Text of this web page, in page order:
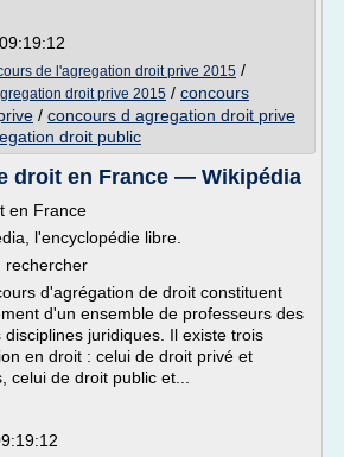
de l'agregation droit prive 2015 /
droit prive 2015 / concours
/ concours d agregation droit prive
droit public
droit en France — Wikipédia
en France
l'encyclopédie libre.
rechercher
d'agrégation de droit constituent
d'un ensemble de professeurs des
juridiques. Il existe trois
en droit : celui de droit privé et
celui de droit public et...